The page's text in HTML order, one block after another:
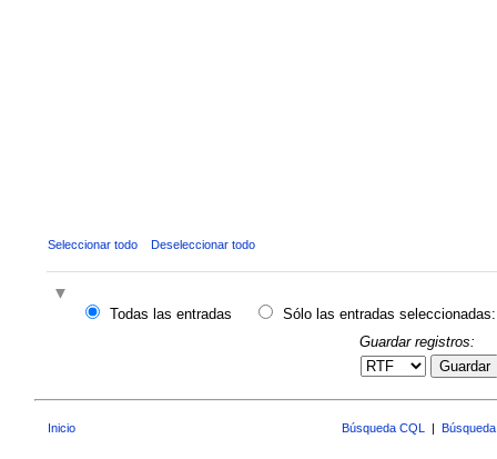
Seleccionar todo Deseleccionar todo
Todas las entradas
Sólo las entradas seleccionadas:
Guardar registros:
Guardar
Inicio Búsqueda CQL